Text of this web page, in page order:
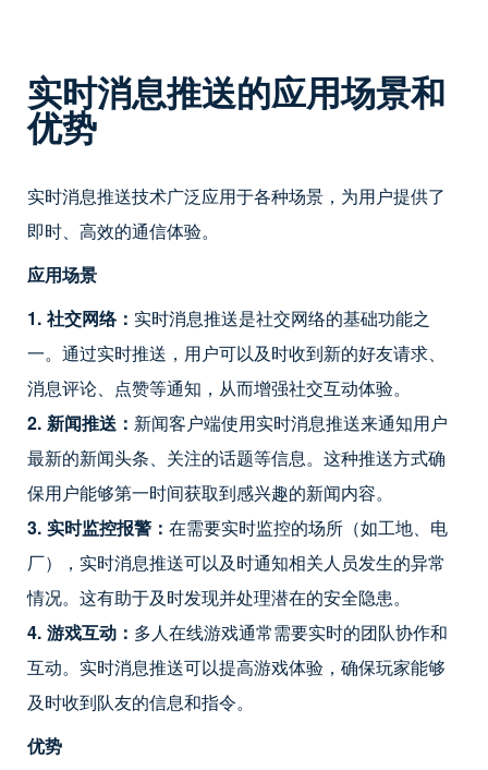
实时消息推送的应用场景和
优势
实时消息推送技术广泛应用于各种场景，为用户提供了
即时、高效的通信体验。
应用场景
1. 社交网络： 实时消息推送是社交网络的基础功能之
一。通过实时推送，用户可以及时收到新的好友请求、
消息评论、点赞等通知，从而增强社交互动体验。
2. 新闻推送： 新闻客户端使用实时消息推送来通知用户
最新的新闻头条、关注的话题等信息。这种推送方式确
保用户能够第一时间获取到感兴趣的新闻内容。
3. 实时监控报警： 在需要实时监控的场所（如工地、电
厂），实时消息推送可以及时通知相关人员发生的异常
情况。这有助于及时发现并处理潜在的安全隐患。
4. 游戏互动： 多人在线游戏通常需要实时的团队协作和
互动。实时消息推送可以提高游戏体验，确保玩家能够
及时收到队友的信息和指令。
优势